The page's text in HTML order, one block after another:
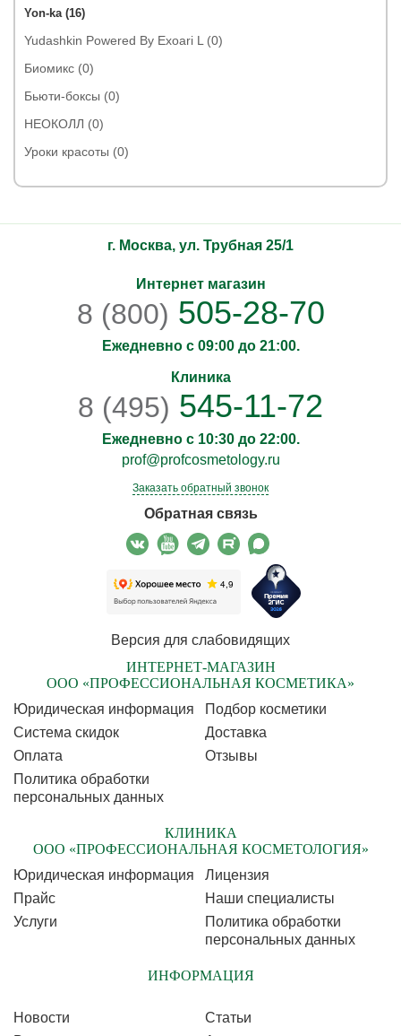
Yon-ka (16)
Yudashkin Powered By Exoari L (0)
Биомикс (0)
Бьюти-боксы (0)
НЕОКОЛЛ (0)
Уроки красоты (0)
г. Москва, ул. Трубная 25/1
Интернет магазин
8 (800) 505-28-70
Ежедневно с 09:00 до 21:00.
Клиника
8 (495) 545-11-72
Ежедневно с 10:30 до 22:00.
prof@profcosmetology.ru
Заказать обратный звонок
Обратная связь
Версия для слабовидящих
ИНТЕРНЕТ-МАГАЗИН
ООО «ПРОФЕССИОНАЛЬНАЯ КОСМЕТИКА»
Юридическая информация
Подбор косметики
Cистема скидок
Доставка
Оплата
Отзывы
Политика обработки
персональных данных
КЛИНИКА
ООО «ПРОФЕССИОНАЛЬНАЯ КОСМЕТОЛОГИЯ»
Юридическая информация
Лицензия
Прайс
Наши специалисты
Услуги
Политика обработки
персональных данных
ИНФОРМАЦИЯ
Новости
Статьи